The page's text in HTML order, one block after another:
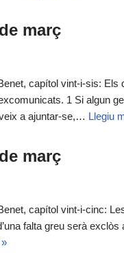
març
capítol vint-i-sis: Els
1 Si algun
a ajuntar-se,… Llegiu
març
capítol vint-i-cinc:
falta greu serà exclòs